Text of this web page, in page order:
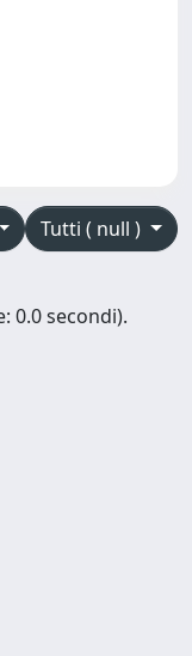
Tutti ( null )
0.0 secondi).